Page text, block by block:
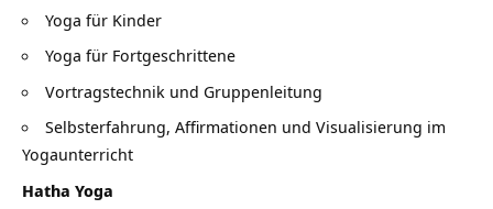
Yoga für Kinder
Yoga für Fortgeschrittene
Vortragstechnik und Gruppenleitung
Selbsterfahrung, Affirmationen und Visualisierung im
Yogaunterricht
Hatha Yoga